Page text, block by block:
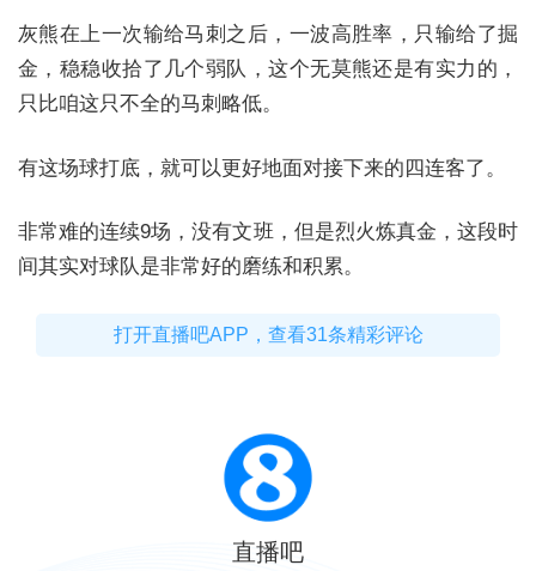
灰熊在上一次输给马刺之后，一波高胜率，只输给了掘
金，稳稳收拾了几个弱队，这个无莫熊还是有实力的，
只比咱这只不全的马刺略低。
有这场球打底，就可以更好地面对接下来的四连客了。
非常难的连续9场，没有文班，但是烈火炼真金，这段时
间其实对球队是非常好的磨练和积累。
打开直播吧APP，查看31条精彩评论
直播吧